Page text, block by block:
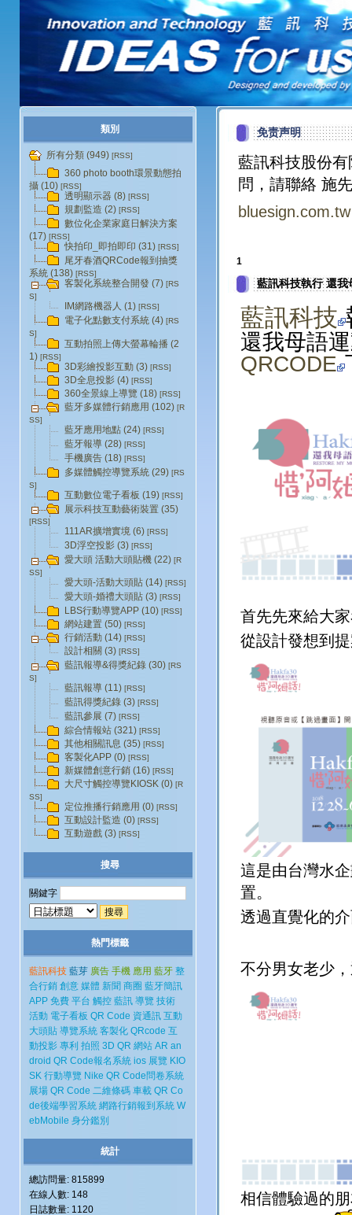
免责声明
藍訊科技股份
問，請聯絡
bluesign.com.tw
1
藍訊科技執行 還我
藍訊科技
還我母語
QRCODE
首先先來給大
從設計發想到
這是由台灣水
置。
透過直覺化的
不分男女老少
相信體驗過的
類別
所有分類 (949) [RSS]
360 photo booth環景動態拍
攝 (10) [RSS]
透明顯示器 (8) [RSS]
規劃監造 (2) [RSS]
數位化企業家庭日解決方案
(17) [RSS]
快拍印_即拍即印 (31) [RSS]
尾牙春酒QRCode報到抽獎
系統 (138) [RSS]
客製化系統整合開發 (7) [RS
S]
IM網路機器人 (1) [RSS]
電子化點數支付系統 (4) [RS
S]
互動拍照上傳大螢幕輪播 (2
1) [RSS]
3D彩繪投影互動 (3) [RSS]
3D全息投影 (4) [RSS]
360全景線上導覽 (18) [RSS]
藍牙多媒體行銷應用 (102) [R
SS]
藍牙應用地點 (24) [RSS]
藍牙報導 (28) [RSS]
手機廣告 (18) [RSS]
多媒體觸控導覽系統 (29) [RS
S]
互動數位電子看板 (19) [RSS]
展示科技互動藝術裝置 (35)
[RSS]
111AR擴增實境 (6) [RSS]
3D浮空投影 (3) [RSS]
愛大頭 活動大頭貼機 (22) [R
SS]
愛大頭-活動大頭貼 (14) [RSS]
愛大頭-婚禮大頭貼 (3) [RSS]
LBS行動導覽APP (10) [RSS]
網站建置 (50) [RSS]
行銷活動 (14) [RSS]
設計相關 (3) [RSS]
藍訊報導&得獎紀錄 (30) [RS
S]
藍訊報導 (11) [RSS]
藍訊得獎紀錄 (3) [RSS]
藍訊參展 (7) [RSS]
綜合情報站 (321) [RSS]
其他相關訊息 (35) [RSS]
客製化APP (0) [RSS]
新媒體創意行銷 (16) [RSS]
大尺寸觸控導覽KIOSK (0) [R
SS]
定位推播行銷應用 (0) [RSS]
互動設計監造 (0) [RSS]
互動遊戲 (3) [RSS]
搜尋
關鍵字
熱門標籤
藍訊科技 藍芽 廣告 手機 應用 藍牙 整
合行銷 創意 媒體 新聞 商圈 藍牙簡訊
APP 免費 平台 觸控 藍訊 導覽 技術
活動 電子看板 QR Code 資通訊 互動
大頭貼 導覽系統 客製化 QRcode 互
動投影 專利 拍照 3D QR 網站 AR an
droid QR Code報名系統 ios 展覽 KIO
SK 行動導覽 Nike QR Code問卷系統
展場 QR Code 二維條碼 車載 QR Co
de後端學習系統 網路行銷報到系統 W
ebMobile 身分鑑別
統計
總訪問量: 815899
在線人數: 148
日誌數量: 1120